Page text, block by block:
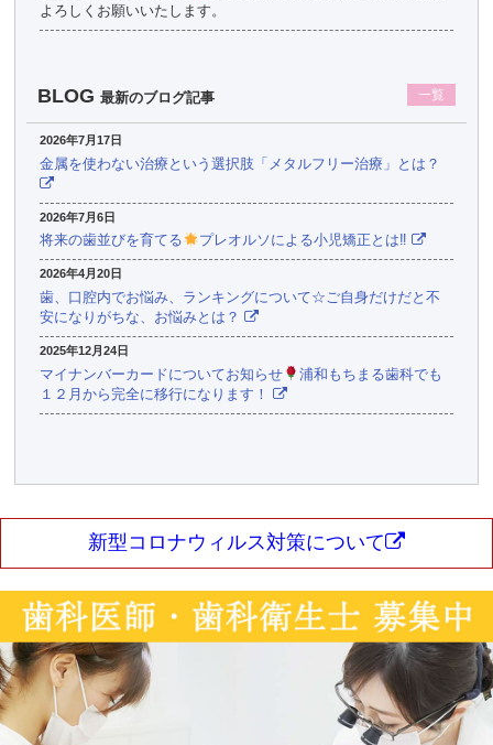
よろしくお願いいたします。
BLOG 最新のブログ記事 一覧
2026年7月17日
金属を使わない治療という選択肢「メタルフリー治療」とは？
2026年7月6日
将来の歯並びを育てる プレオルソによる小児矯正とは‼
2026年4月20日
歯、口腔内でお悩み、ランキングについて☆ご自身だけだと不
安になりがちな、お悩みとは？
2025年12月24日
マイナンバーカードについてお知らせ
浦和もちまる歯科でも
１２月から完全に移行になります！
新型コロナウィルス対策について